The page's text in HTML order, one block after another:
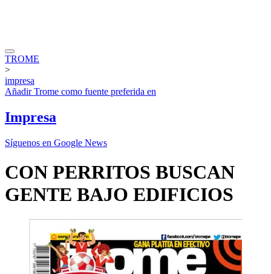
TROME
>
impresa
AñadirTrome como fuente preferida en
Impresa
Síguenos en Google News
CON PERRITOS BUSCAN
GENTE BAJO EDIFICIOS